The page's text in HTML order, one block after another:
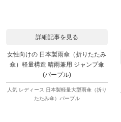
詳細記事を見る
女性向けの 日本製雨傘（折りたたみ
傘）軽量構造 晴雨兼用 ジャンプ傘
(パープル)
人気 レディース 日本製軽量大型雨傘（折り
たたみ傘）パープル